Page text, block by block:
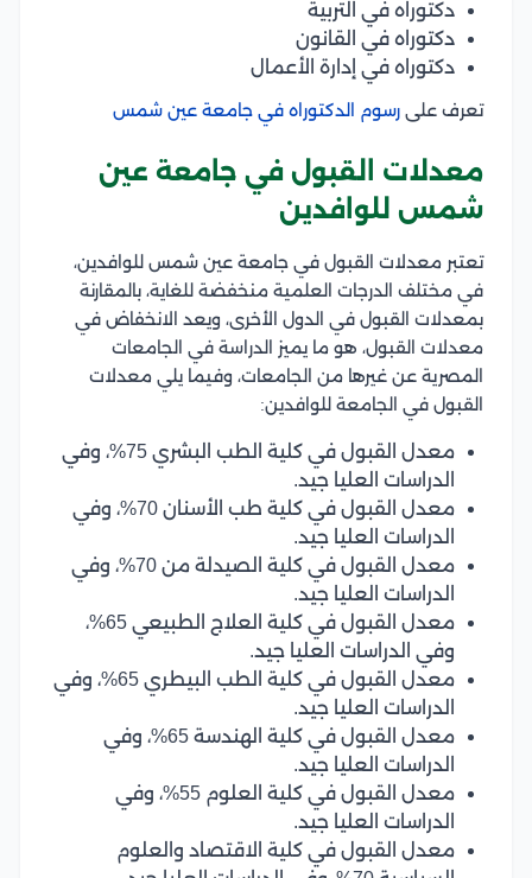
دكتوراه في التربية
دكتوراه في القانون
دكتوراه في إدارة الأعمال
تعرف على رسوم الدكتوراه في جامعة عين شمس
معدلات القبول في جامعة عين
شمس للوافدين
تعتبر معدلات القبول في جامعة عين شمس للوافدين،
في مختلف الدرجات العلمية منخفضة للغاية، بالمقارنة
بمعدلات القبول في الدول الأخرى، ويعد الانخفاض في
معدلات القبول، هو ما يميز الدراسة في الجامعات
المصرية عن غيرها من الجامعات، وفيما يلي معدلات
القبول في الجامعة للوافدين:
معدل القبول في كلية الطب البشري 75%، وفي
الدراسات العليا جيد.
معدل القبول في كلية طب الأسنان 70%، وفي
الدراسات العليا جيد.
معدل القبول في كلية الصيدلة من 70%، وفي
الدراسات العليا جيد.
معدل القبول في كلية العلاج الطبيعي 65%،
وفي الدراسات العليا جيد.
معدل القبول في كلية الطب البيطري 65%، وفي
الدراسات العليا جيد.
معدل القبول في كلية الهندسة 65%، وفي
الدراسات العليا جيد.
معدل القبول في كلية العلوم 55%، وفي
الدراسات العليا جيد.
معدل القبول في كلية الاقتصاد والعلوم